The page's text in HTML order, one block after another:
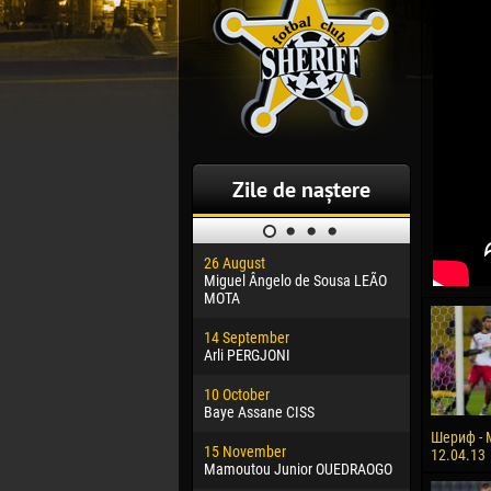
Zile de naștere
26 August
Miguel Ângelo de Sousa LEÃO
MOTA
14 September
Arli PERGJONI
10 October
Baye Assane CISS
15 November
Mamoutou Junior OUEDRAOGO
30 January
Dhoraso
24
Vladislav
02 March
Veaceslav
09 March
Emmanuel
Шериф -
12.04.13